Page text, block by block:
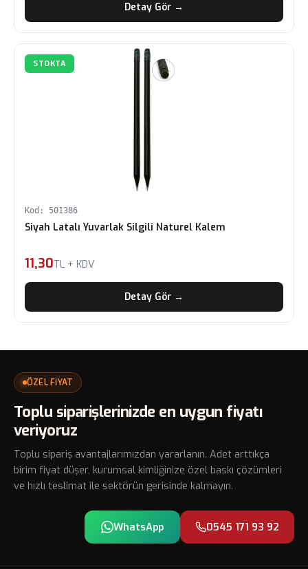
Detay Gör →
STOKTA
Kod: 501386
Siyah Latalı Yuvarlak Silgili Naturel Kalem
11,30TL + KDV
Detay Gör →
ÖZEL FİYAT
Toplu siparişlerinizde en uygun fiyatı
veriyoruz
Toplu sipariş avantajlarımızdan yararlanın. Adet arttıkça
birim fiyat düşer, kurumsal kimliğinize özel baskı çözümleri
ve hızlı teslimat ile sektörün gerisinde kalmayın.
WhatsApp 0545 171 93 92